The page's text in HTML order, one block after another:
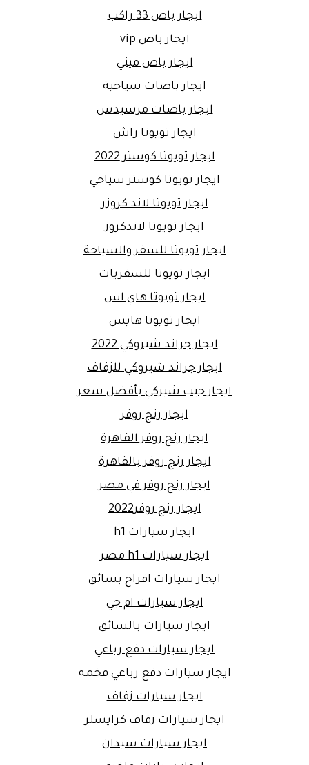
ايجار باص 33 راكب
ايجار باص vip
ايجار باص ميني
ايجار باصات سياحية
ايجار باصات مرسيدس
ايجار تويوتا راش
ايجار تويوتا كوستر 2022
ايجار تويوتا كوستر سياحي
ايجار تويوتا لاند كروزر
ايجار تويوتا لاندكروز
ايجار تويوتا للسفر والسياحة
ايجار تويوتا للسفريات
ايجار تويوتا هاي اس
ايجار تويوتا هايس
ايجار جراند شيروكي 2022
ايجار جراند شيروكي للزفاف
ايجار جيب شيركي بأفضل سعر
ايجار رنج روفر
ايجار رنج روفر القاهرة
ايجار رنج روفر بالقاهرة
ايجار رنج روفر في مصر
ايجار رنج روفر2022
ايجار سيارات h1
ايجار سيارات h1 مصر
ايجار سيارات افراح بسائق
ايجار سيارات ام جي
ايجار سيارات بالسائق
ايجار سيارات دفع رباعي
ايجار سيارات دفع رباعي فخمه
ايجار سيارات زفاف
ايجار سيارات زفاف كرايسلر
ايجار سيارات سيدان